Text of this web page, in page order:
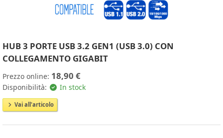
HUB 3 PORTE USB 3.2 GEN1 (USB 3.0) CON
COLLEGAMENTO GIGABIT
Prezzo online: 18,90 €
Disponibilità: In stock
Vai all'articolo